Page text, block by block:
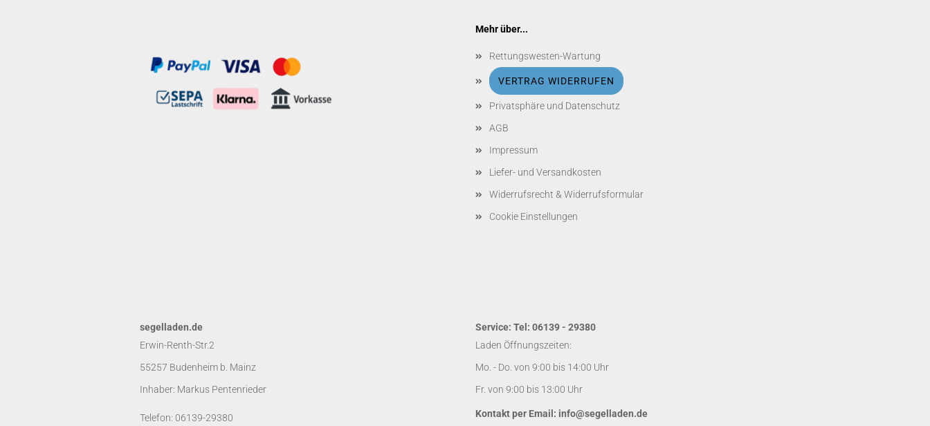
Mehr über...
Rettungswesten-Wartung
VERTRAG WIDERRUFEN
Privatsphäre und Datenschutz
AGB
Impressum
Liefer- und Versandkosten
Widerrufsrecht & Widerrufsformular
Cookie Einstellungen
segelladen.de
Erwin-Renth-Str.2
55257 Budenheim b. Mainz
Inhaber: Markus Pentenrieder
Telefon: 06139-29380
Service: Tel: 06139 - 29380
Laden Öffnungszeiten:
Mo. - Do. von 9:00 bis 14:00 Uhr
Fr. von 9:00 bis 13:00 Uhr
Kontakt per Email: info@segelladen.de